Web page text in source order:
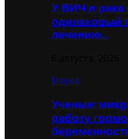
У ВИЧ и рака
одинаковый
лечению…
Наука
Ученые:
работу